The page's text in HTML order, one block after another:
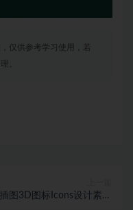
仅供参考学习使用，若
。
图3D图标Icons设计素材